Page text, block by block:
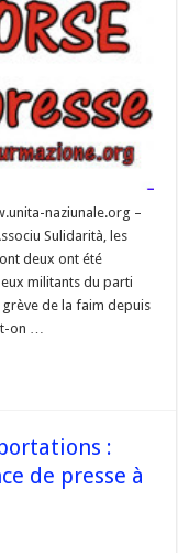
naziunale.org –
Sulidarità, les
deux ont été
militants du parti
de la faim depuis
on …
:
de presse à